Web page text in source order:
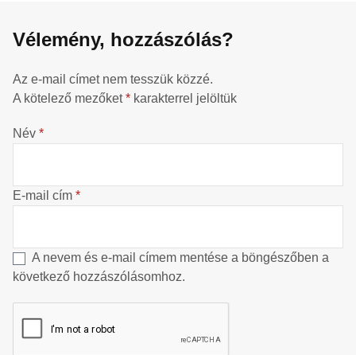
Vélemény, hozzászólás?
Az e-mail címet nem tesszük közzé.
A kötelező mezőket* karakterrel jelöltük
Név *
E-mail cím *
A nevem és e-mail címem mentése a böngészőben a
következő hozzászólásomhoz.